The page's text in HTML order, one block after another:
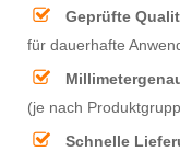
Geprüfte
für dauerhafte
(je nach
Schnelle